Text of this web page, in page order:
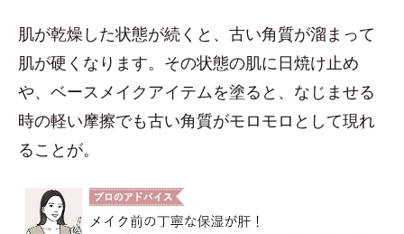
肌が乾燥した状態が続くと、古い角質が溜まって
肌が硬くなります。その状態の肌に日焼け止め
や、ベースメイクアイテムを塗ると、なじませる
時の軽い摩擦でも古い角質がモロモロとして現れ
ることが。